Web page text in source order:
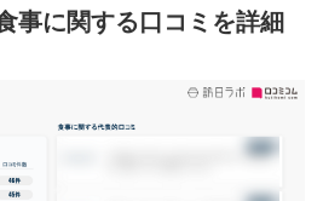
事に関する口コミを詳細